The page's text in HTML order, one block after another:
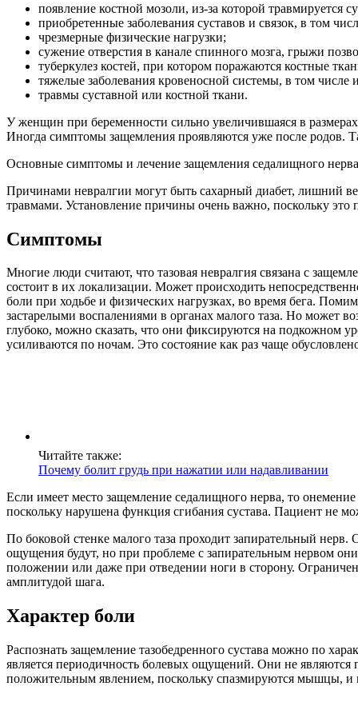
появление костной мозоли, из-за которой травмируется
приобретенные заболевания суставов и связок, в том
чрезмерные физические нагрузки;
сужение отверстия в канале спинного мозга, грыжи
туберкулез костей, при котором поражаются костные
тяжелые заболевания кровеносной системы, в том числе
травмы суставной или костной ткани.
У женщин при беременности сильно увеличившаяся в
Иногда симптомы защемления проявляются уже после родов.
Основные симптомы и лечение защемления седалищного нерва
Причинами невралгии могут быть сахарный диабет, лишний
травмами. Установление причины очень важно, поскольку
Симптомы
Многие люди считают, что тазовая невралгия связана с
состоит в их локализации. Может происходить
боли при ходьбе и физических нагрузках, во время бега.
застарелыми воспалениями в органах малого таза. Но может
глубоко, можно сказать, что они фиксируются на подкожном
усиливаются по ночам. Это состояние как раз чаще
Читайте также:
Почему болит грудь при нажатии или надавливании
Если имеет место защемление седалищного нерва, то
поскольку нарушена функция сгибания сустава. Пациент не
По боковой стенке малого таза проходит запирательный
ощущения будут, но при проблеме с запирательным нервом
положении или даже при отведении ноги в сторону.
амплитудой шага.
Характер боли
Распознать защемление тазобедренного сустава можно по
является периодичность болевых ощущений. Они не являются
положительным явлением, поскольку спазмируются мышцы, и